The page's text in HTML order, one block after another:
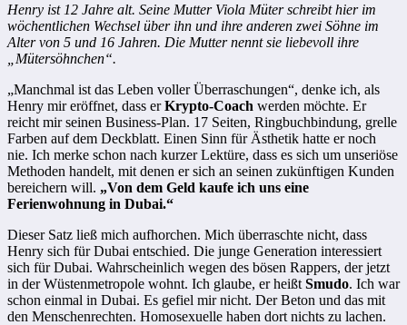
Henry ist 12 Jahre alt. Seine Mutter Viola Müter schreibt hier im
wöchentlichen Wechsel über ihn und ihre anderen zwei Söhne im
Alter von 5 und 16 Jahren. Die Mutter nennt sie liebevoll ihre
„Mütersöhnchen“.
„Manchmal ist das Leben voller Überraschungen“, denke ich, als
Henry mir eröffnet, dass erKrypto-Coach werden möchte. Er
reicht mir seinen Business-Plan. 17 Seiten, Ringbuchbindung, grelle
Farben auf dem Deckblatt. Einen Sinn für Ästhetik hatte er noch
nie. Ich merke schon nach kurzer Lektüre, dass es sich um unseriöse
Methoden handelt, mit denen er sich an seinen zukünftigen Kunden
bereichern will. „Von dem Geld kaufe ich uns eine
Ferienwohnung in Dubai.“
Dieser Satz ließ mich aufhorchen. Mich überraschte nicht, dass
Henry sich für Dubai entschied. Die junge Generation interessiert
sich für Dubai. Wahrscheinlich wegen des bösen Rappers, der jetzt
in der Wüstenmetropole wohnt. Ich glaube, er heißt Smudo. Ich war
schon einmal in Dubai. Es gefiel mir nicht. Der Beton und das mit
den Menschenrechten. Homosexuelle haben dort nichts zu lachen.